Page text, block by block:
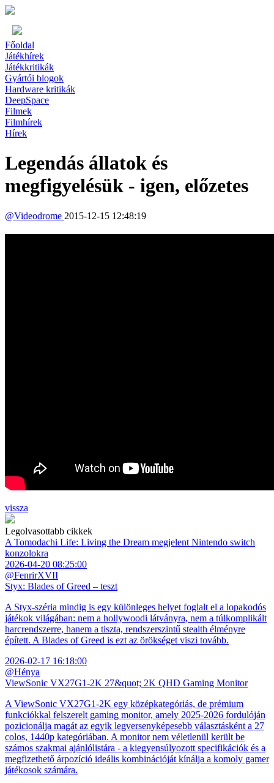
Főoldal
Játékhírek
Játékkritikák
Gyártói blogok
Hardware kritikák
DeepSpace
Filmek
Filmhírek
Hírek
Legendás állatok és
megfigyelésük - igen, előzetes
@Videodrome 2015-12-15 12:48:19
vissza
Legolvasottabb cikkek
A Tomodachi Life: Living the Dream megjelent Nintendo switch
konzolokra
2026-04-20 08:25:00
@FenrirXVII
Styx: Blades of Greed – teszt
A Styx-széria mindig is egy különleges helyet foglalt el a lopakodós
játékok világában: nem a hollywoodi látványra, nem a túlkomplikált
harcrendszerre, hanem a tiszta, rendszerszintű stealth élményre
épített. A Blades of Greed is ezt az örökséget viszi tovább.
2026-02-17 16:18:00
@Hénya
ViewSonic VX27G1-2K 27&quot; 2K QHD Gaming Monitor
A ViewSonic VX27G1-2K egy középkategóriás, de prémium
funkciókkal felszerelt gaming monitor, amely 2025-2026 fordulóján
pozicionálja magát az egyik legversenyképesebb választásként a 27
colos, 1440p kategóriában. A monitor nem véletlenül került be
számos szakmai ajánlólistára - a kiegyensúlyozott specifikációk és a
megfizethető árpozíció ideális kombinációját kínálja a komoly gamer
játékosok számára.